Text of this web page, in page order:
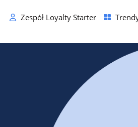
Zespół Loyalty Starter